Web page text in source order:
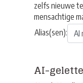
zelfs nieuwe
mensachtige
Alias(sen):
AI-